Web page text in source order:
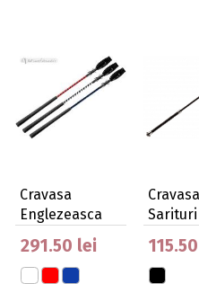
Cravasa
Englezeasca
Spiralata
Bicolor
291.50 lei
Sarituri
Cu
…